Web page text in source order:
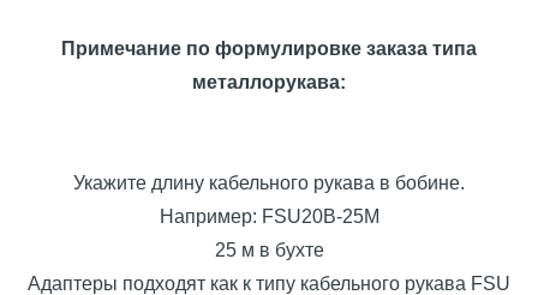
Примечание по формулировке заказа типа
металлорукава:
Укажите длину кабельного рукава в бобине.
Например: FSU20B-25M
25 м в бухте
Адаптеры подходят как к типу кабельного рукава FSU